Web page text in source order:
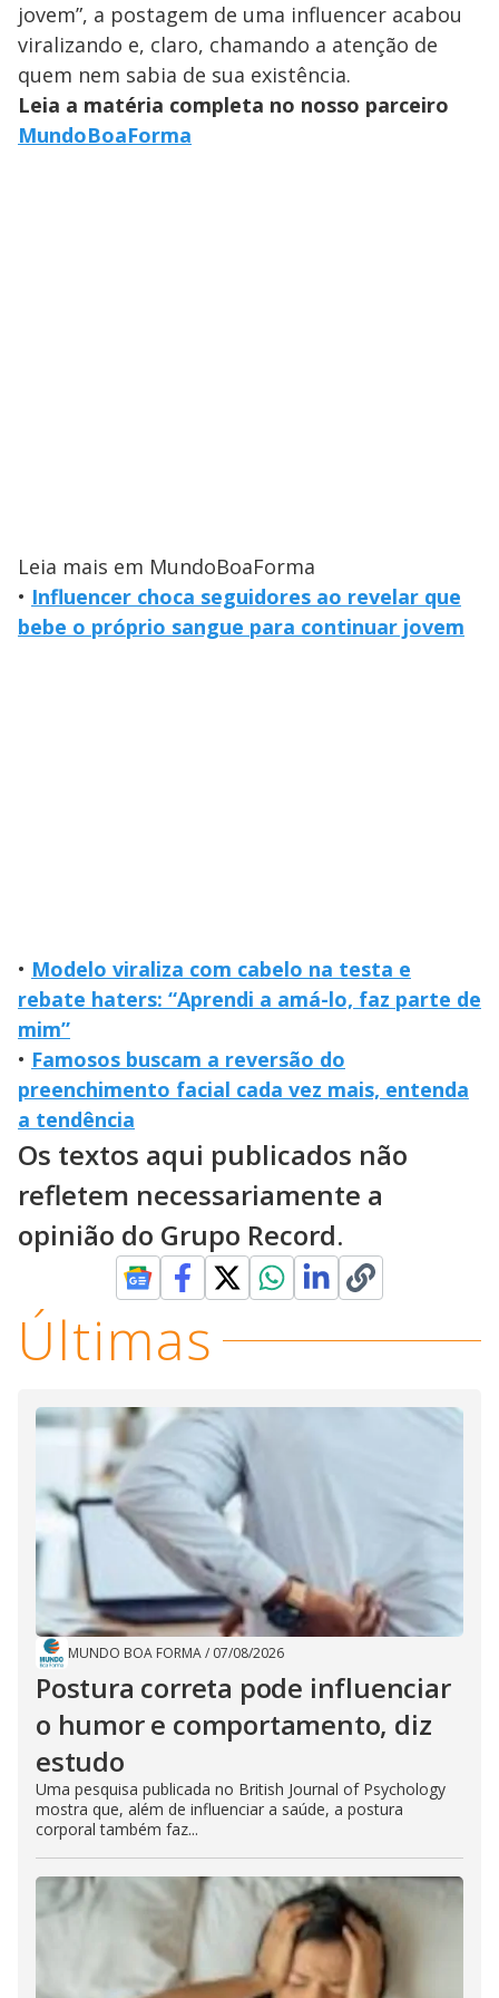
jovem”, a postagem de uma influencer acabou
viralizando e, claro, chamando a atenção de
quem nem sabia de sua existência.
Leia a matéria completa no nosso parceiro
MundoBoaForma
Leia mais em MundoBoaForma
• Influencer choca seguidores ao revelar que
bebe o próprio sangue para continuar jovem
• Modelo viraliza com cabelo na testa e
rebate haters: “Aprendi a amá-lo, faz parte de
mim”
• Famosos buscam a reversão do
preenchimento facial cada vez mais, entenda
a tendência
Os textos aqui publicados não
refletem necessariamente a
opinião do Grupo Record.
Últimas
MUNDO BOA FORMA/ 07/08/2026
Postura correta pode influenciar
o humor e comportamento, diz
estudo
Uma pesquisa publicada no British Journal of Psychology
mostra que, além de influenciar a saúde, a postura
corporal também faz...